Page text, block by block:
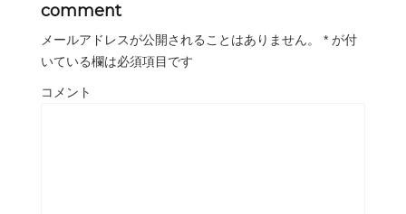
comment
メールアドレスが公開されることはありません。 * が付
いている欄は必須項目です
コメント